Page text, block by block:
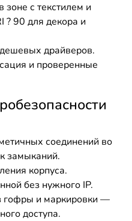
с текстилем и
? 90 для декора и
драйверов.
и проверенные
соединений во
замыканий.
корпуса.
без нужного IP.
гофры и маркировки —
доступа.